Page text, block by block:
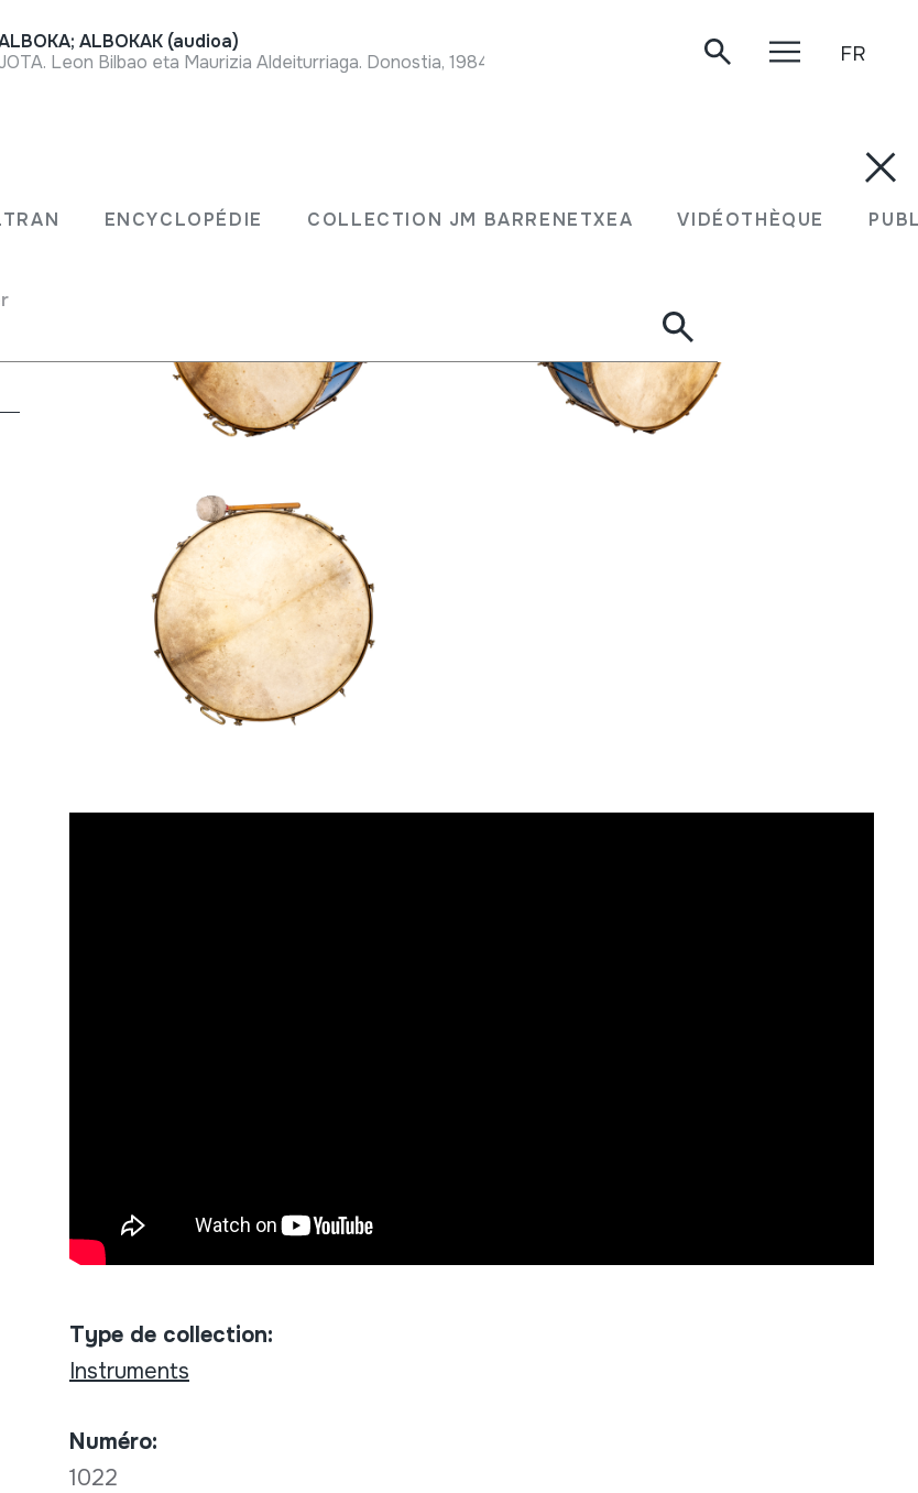
ENCYCLOPÉDIE COLLECTION JM BARRENETXEA VIDÉOTHÈQUE
ALBOKAK (audioa)
Leon Bilbao eta Maurizia Aldeiturriaga. Donostia, 1984.
FR
Type de collection:
Instruments
Numéro:
1022